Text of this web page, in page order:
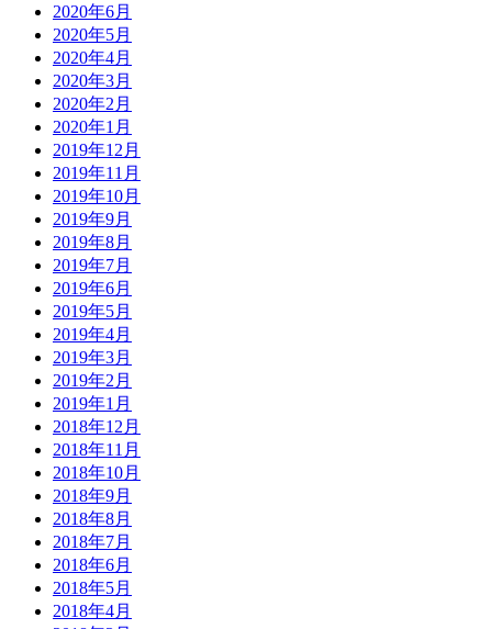
2020年6月
2020年5月
2020年4月
2020年3月
2020年2月
2020年1月
2019年12月
2019年11月
2019年10月
2019年9月
2019年8月
2019年7月
2019年6月
2019年5月
2019年4月
2019年3月
2019年2月
2019年1月
2018年12月
2018年11月
2018年10月
2018年9月
2018年8月
2018年7月
2018年6月
2018年5月
2018年4月